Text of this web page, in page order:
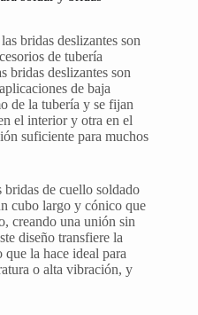
bridas deslizantes son
de tubería
bridas deslizantes son
de baja
de la tubería y se fijan
el interior y otra en el
suficiente para muchos
bridas de cuello soldado
cubo largo y cónico que
creando una unión sin
diseño transfiere la
la hace ideal para
o alta vibración, y